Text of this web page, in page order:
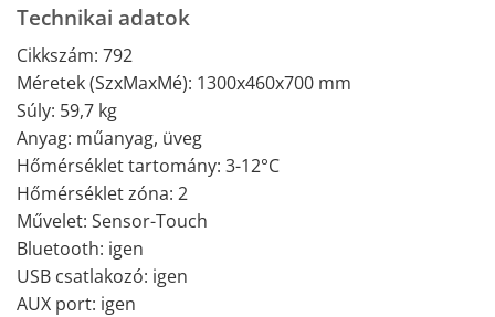
Technikai adatok
Cikkszám: 792
Méretek (SzxMaxMé): 1300x460x700 mm
Súly: 59,7 kg
Anyag: műanyag, üveg
Hőmérséklet tartomány: 3-12°C
Hőmérséklet zóna: 2
Művelet: Sensor-Touch
Bluetooth: igen
USB csatlakozó: igen
AUX port: igen